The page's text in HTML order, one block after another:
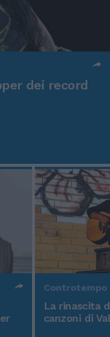
dei record
Controtempo
La rinascita
canzoni di